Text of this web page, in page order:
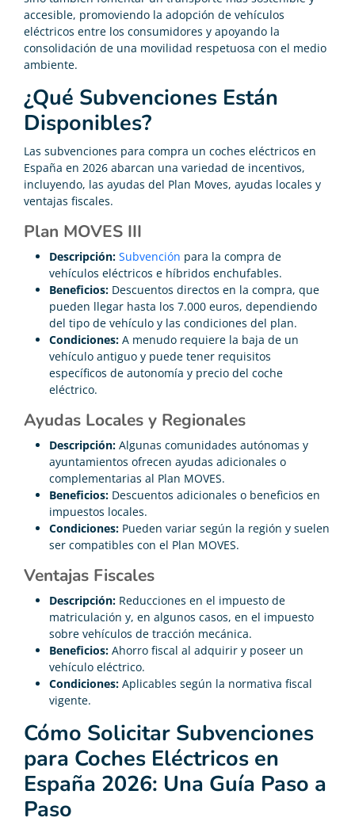
accesible, promoviendo la adopción de vehículos
eléctricos entre los consumidores y apoyando la
consolidación de una movilidad respetuosa con el medio
ambiente.
¿Qué Subvenciones Están
Disponibles?
Las subvenciones para compra un coches eléctricos en
España en 2026 abarcan una variedad de incentivos,
incluyendo, las ayudas del Plan Moves, ayudas locales y
ventajas fiscales.
Plan MOVES III
Descripción: Subvención para la compra de
vehículos eléctricos e híbridos enchufables.
Beneficios: Descuentos directos en la compra, que
pueden llegar hasta los 7.000 euros, dependiendo
del tipo de vehículo y las condiciones del plan.
Condiciones: A menudo requiere la baja de un
vehículo antiguo y puede tener requisitos
específicos de autonomía y precio del coche
eléctrico.
Ayudas Locales y Regionales
Descripción: Algunas comunidades autónomas y
ayuntamientos ofrecen ayudas adicionales o
complementarias al Plan MOVES.
Beneficios: Descuentos adicionales o beneficios en
impuestos locales.
Condiciones: Pueden variar según la región y suelen
ser compatibles con el Plan MOVES.
Ventajas Fiscales
Descripción: Reducciones en el impuesto de
matriculación y, en algunos casos, en el impuesto
sobre vehículos de tracción mecánica.
Beneficios: Ahorro fiscal al adquirir y poseer un
vehículo eléctrico.
Condiciones: Aplicables según la normativa fiscal
vigente.
Cómo Solicitar Subvenciones
para Coches Eléctricos en
España 2026: Una Guía Paso a
Paso